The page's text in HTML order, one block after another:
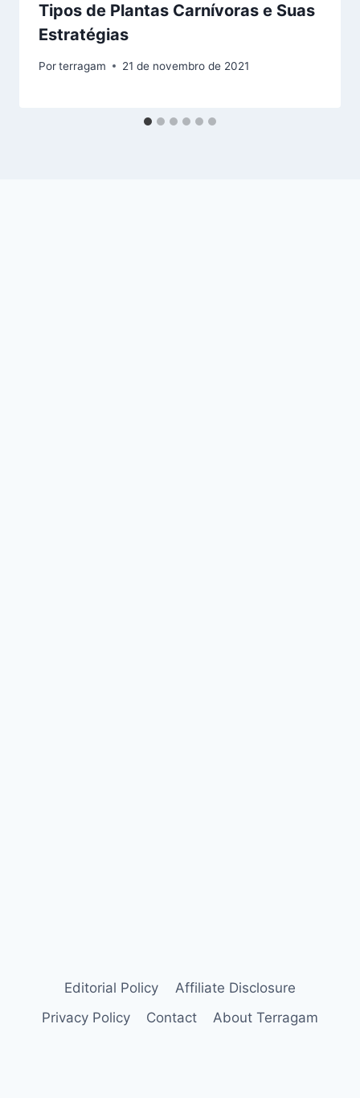
Tipos de Plantas Carnívoras e Suas
Estratégias
Porterragam 21 de novembro de 2021
Editorial Policy
Affiliate Disclosure
Privacy Policy
Contact About Terragam